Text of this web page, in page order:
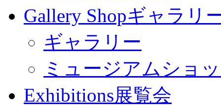
Gallery Shopギャラリ
ギャラリー
ミュージアムショ
Exhibitions展覧会